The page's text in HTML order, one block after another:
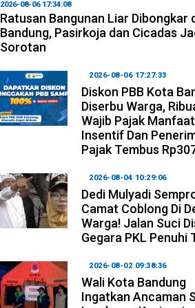
2026-08-06 17:34:08
Ratusan Bangunan Liar Dibongkar
Bandung, Pasirkoja dan Cicadas
Sorotan
2026-08-06 17:27:33
Diskon PBB Kota
Diserbu Warga,
Wajib Pajak
Insentif Dan
Pajak Tembus
2026-08-04 10:29:06
Dedi Mulyadi
Camat Coblong Di
Warga! Jalan Suci
Gegara PKL Penuhi
2026-08-02 09:38:36
Wali Kota Bandung
Ingatkan Ancaman